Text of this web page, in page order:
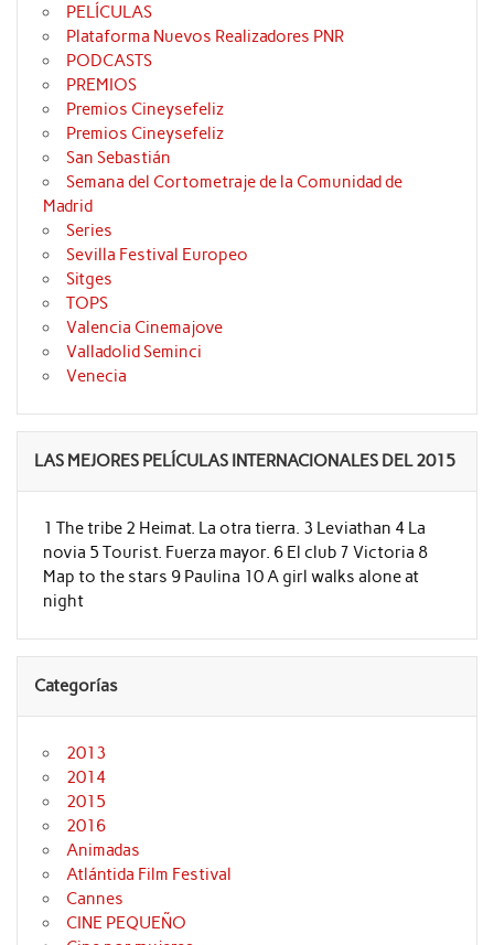
PELÍCULAS
Plataforma Nuevos Realizadores PNR
PODCASTS
PREMIOS
Premios Cineysefeliz
Premios Cineysefeliz
San Sebastián
Semana del Cortometraje de la Comunidad de
Madrid
Series
Sevilla Festival Europeo
Sitges
TOPS
Valencia Cinemajove
Valladolid Seminci
Venecia
LAS MEJORES PELÍCULAS INTERNACIONALES DEL 2015
1 The tribe 2 Heimat. La otra tierra. 3 Leviathan 4 La
novia 5 Tourist. Fuerza mayor. 6 El club 7 Victoria 8
Map to the stars 9 Paulina 10 A girl walks alone at
night
Categorías
2013
2014
2015
2016
Animadas
Atlántida Film Festival
Cannes
CINE PEQUEÑO